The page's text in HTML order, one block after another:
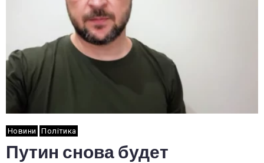
Новини Політика
Путин снова будет